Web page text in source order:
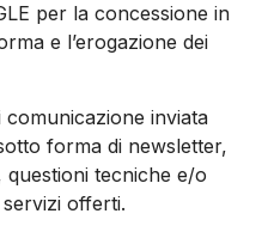
per la concessione in
e l’erogazione dei
comunicazione inviata
forma di newsletter,
tecniche e/o
offerti.